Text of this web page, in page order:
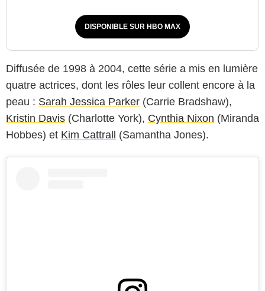
DISPONIBLE SUR HBO MAX
Diffusée de 1998 à 2004, cette série a mis en lumière
quatre actrices, dont les rôles leur collent encore à la
peau : Sarah Jessica Parker (Carrie Bradshaw),
Kristin Davis (Charlotte York), Cynthia Nixon (Miranda
Hobbes) et Kim Cattrall (Samantha Jones).